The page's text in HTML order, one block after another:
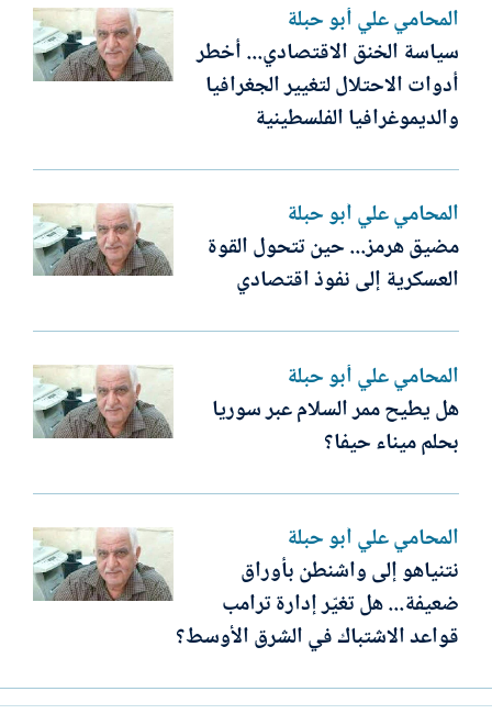
المحامي علي أبو حبلة
سياسة الخنق الاقتصادي... أخطر
أدوات الاحتلال لتغيير الجغرافيا
والديموغرافيا الفلسطينية
المحامي علي أبو حبلة
مضيق هرمز... حين تتحول القوة
العسكرية إلى نفوذ اقتصادي
المحامي علي أبو حبلة
هل يطيح ممر السلام عبر سوريا
بحلم ميناء حيفا؟
المحامي علي أبو حبلة
نتنياهو إلى واشنطن بأوراق
ضعيفة... هل تغيّر إدارة ترامب
قواعد الاشتباك في الشرق الأوسط؟